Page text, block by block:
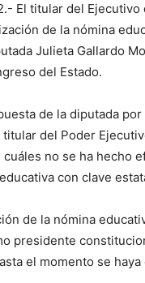
El titular del
de la nómina
Julieta Gallardo
del Estado.
de la diputada
del Poder
no se ha hecho
con clave
de la nómina
presidente
el momento se haya